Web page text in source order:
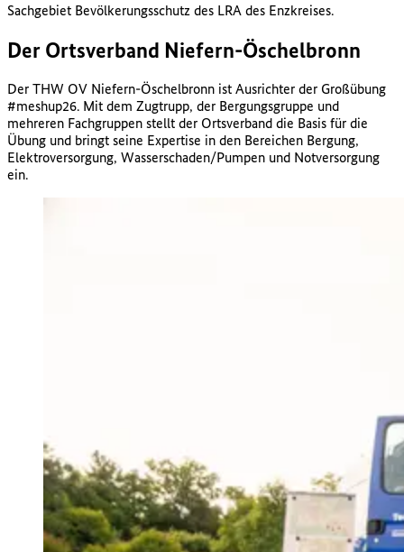
Sachgebiet Bevölkerungsschutz des LRA des Enzkreises.
Der Ortsverband Niefern-Öschelbronn
Der THW OV Niefern-Öschelbronn ist Ausrichter der Großübung
#meshup26. Mit dem Zugtrupp, der Bergungsgruppe und
mehreren Fachgruppen stellt der Ortsverband die Basis für die
Übung und bringt seine Expertise in den Bereichen Bergung,
Elektroversorgung, Wasserschaden/Pumpen und Notversorgung
ein.